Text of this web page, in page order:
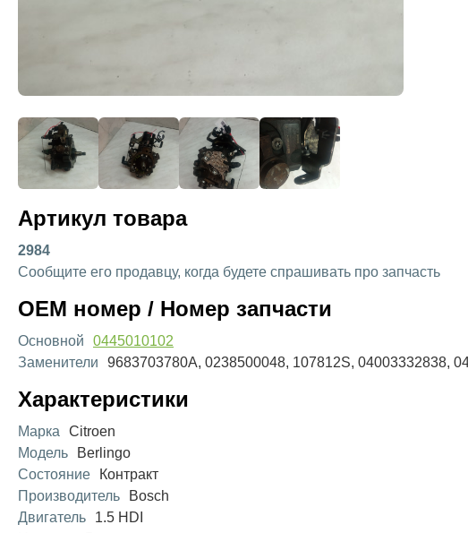
Артикул товара
2984
Сообщите его продавцу, когда будете спрашивать про запчасть
OEM номер / Номер запчасти
Основной
0445010102
Заменители
9683703780A, 0238500048, 107812S, 04003332838,
Характеристики
Марка
Citroen
Модель
Berlingo
Состояние
Контракт
Производитель
Bosch
Двигатель
1.5 HDI